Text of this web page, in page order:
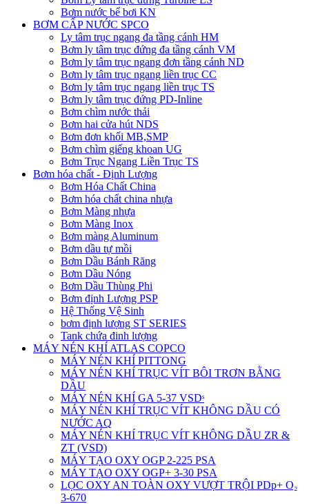
Bơm nước bể bơi KN
BƠM CẤP NƯỚC SPCO
Ly tâm trục ngang đa tầng cánh HM
Bơm ly tâm trục đứng đa tầng cánh VM
Bơm ly tâm trục ngang đơn tầng cánh ND
Bơm ly tâm trục ngang liền trục CC
Bơm ly tâm trục ngang liền trục TS
Bơm ly tâm trục đứng PD-Inline
Bơm chìm nước thải
Bơm hai cửa hút NDS
Bơm đơn khối MB,SMP
Bơm chìm giếng khoan UG
Bơm Trục Ngang Liền Trục TS
Bơm hóa chất - Định Lượng
Bơm Hóa Chất China
Bơm hóa chất china nhựa
Bơm Màng nhựa
Bơm Màng Inox
Bơm màng Aluminum
Bơm dầu tự mồi
Bơm Dầu Bánh Răng
Bơm Dầu Nóng
Bơm Dầu Thùng Phi
Bơm định Lượng PSP
Hệ Thống Vệ Sinh
bơm định lượng ST SERIES
Tank chứa đinh lượng
MÁY NÉN KHÍ ATLAS COPCO
MÁY NÉN KHÍ PITTONG
MÁY NÉN KHÍ TRỤC VÍT BÔI TRƠN BẰNG
DẦU
MÁY NÉN KHÍ GA 5-37 VSDˢ
MÁY NÉN KHÍ TRỤC VÍT KHÔNG DẦU CÓ
NƯỚC AQ
MÁY NÉN KHÍ TRỤC VÍT KHÔNG DẦU ZR &
ZT (VSD)
MÁY TẠO OXY OGP 2-225 PSA
MÁY TẠO OXY OGP+ 3-30 PSA
LỌC OXY AN TOÀN OXY VƯỢT TRỘI PDp+ O₂
3-670